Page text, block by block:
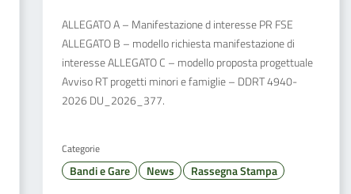
ALLEGATO A – Manifestazione d interesse PR FSE
ALLEGATO B – modello richiesta manifestazione di
interesse ALLEGATO C – modello proposta progettuale
Avviso RT progetti minori e famiglie – DDRT 4940-
2026 DU_2026_377.
Categorie
Bandi e Gare News Rassegna Stampa